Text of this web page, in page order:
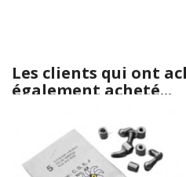
Les clients qui ont
également acheté...